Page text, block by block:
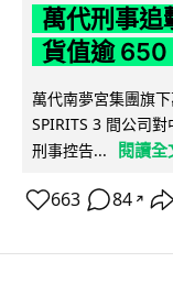
萬代刑事追
貨值逾 650
萬代南夢宮集團旗
SPIRITS 3 間公司
刑事控告...
閱讀全
663 84 ↗